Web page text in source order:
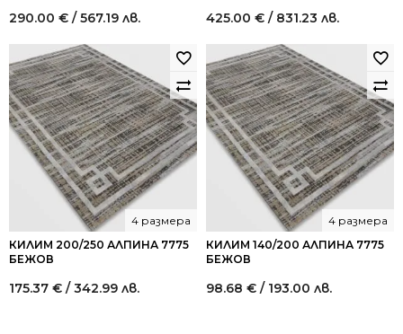
290.00 € / 567.19 лв. 425.00 € / 831.23 лв.
КИЛИМ 200/250 АЛПИНА 7775
БЕЖОВ
4 размера
175.37 € / 342.99 лв.
КИЛИМ 140/200 АЛПИНА 7775
БЕЖОВ
4 размера
98.68 € / 193.00 лв.